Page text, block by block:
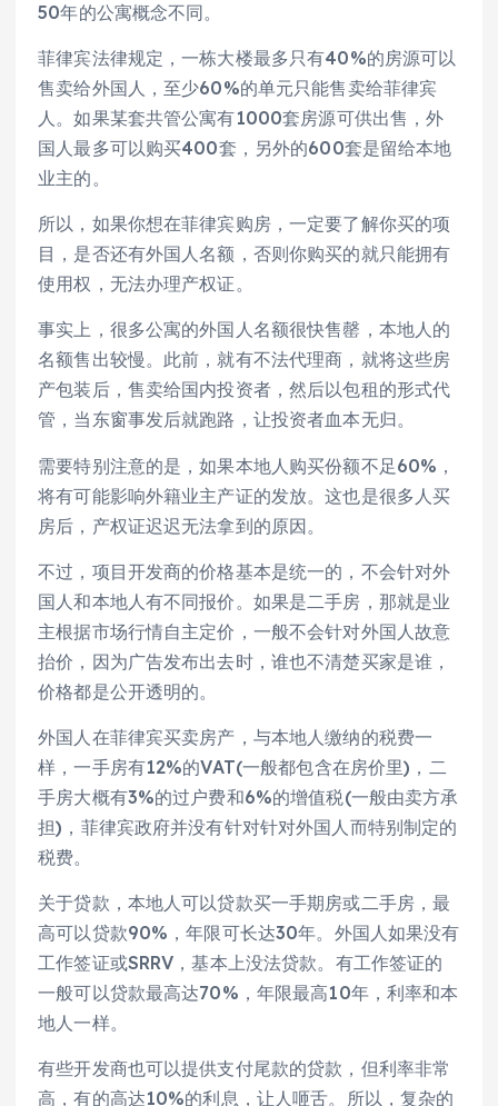
50年的公寓概念不同。
菲律宾法律规定，一栋大楼最多只有40%的房源可以
售卖给外国人，至少60%的单元只能售卖给菲律宾
人。如果某套共管公寓有1000套房源可供出售，外
国人最多可以购买400套，另外的600套是留给本地
业主的。
所以，如果你想在菲律宾购房，一定要了解你买的项
目，是否还有外国人名额，否则你购买的就只能拥有
使用权，无法办理产权证。
事实上，很多公寓的外国人名额很快售罄，本地人的
名额售出较慢。此前，就有不法代理商，就将这些房
产包装后，售卖给国内投资者，然后以包租的形式代
管，当东窗事发后就跑路，让投资者血本无归。
需要特别注意的是，如果本地人购买份额不足60%，
将有可能影响外籍业主产证的发放。这也是很多人买
房后，产权证迟迟无法拿到的原因。
不过，项目开发商的价格基本是统一的，不会针对外
国人和本地人有不同报价。如果是二手房，那就是业
主根据市场行情自主定价，一般不会针对外国人故意
抬价，因为广告发布出去时，谁也不清楚买家是谁，
价格都是公开透明的。
外国人在菲律宾买卖房产，与本地人缴纳的税费一
样，一手房有12%的VAT(一般都包含在房价里)，二
手房大概有3%的过户费和6%的增值税(一般由卖方承
担)，菲律宾政府并没有针对针对外国人而特别制定的
税费。
关于贷款，本地人可以贷款买一手期房或二手房，最
高可以贷款90%，年限可长达30年。外国人如果没有
工作签证或SRRV，基本上没法贷款。有工作签证的
一般可以贷款最高达70%，年限最高10年，利率和本
地人一样。
有些开发商也可以提供支付尾款的贷款，但利率非常
高，有的高达10%的利息，让人咂舌。所以，复杂的